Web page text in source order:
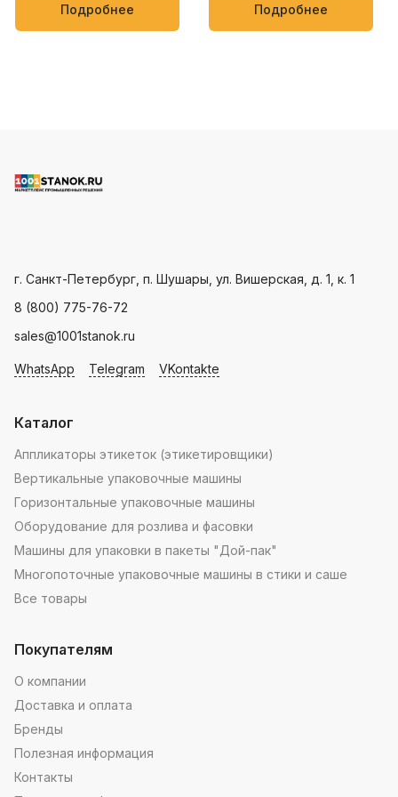
изделий, овощей и фруктов
Подробнее
полотенца, салфетки,
пищевые и бытовые
Подробнее
г. Санкт-Петербург, п. Шушары, ул. Вишерская, д. 1, к. 1
8 (800) 775-76-72
sales@1001stanok.ru
WhatsApp Telegram VKontakte
Каталог
Аппликаторы этикеток (этикетировщики)
Вертикальные упаковочные машины
Горизонтальные упаковочные машины
Оборудование для розлива и фасовки
Машины для упаковки в пакеты "Дой-пак"
Многопоточные упаковочные машины в стики и саше
Все товары
Покупателям
О компании
Доставка и оплата
Бренды
Полезная информация
Контакты